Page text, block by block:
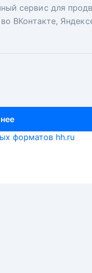
сервис для
ВКонтакте,
hh.ru.и когда вам
hh.ru с
форматов hh.ru